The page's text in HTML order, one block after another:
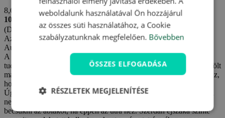
8,6
10/10
(Daniela G. -
Cseh)
Az értékelés létrehozva: 1. 6. 2026
Automatikus fordítás (
A szálloda a fekvésével és az egész környezettel lepett meg. Bár
tudtam, hová utazom, éjszaka érkeztem, és ettől még inkább elbűvölt
maga a hely. Meglepett az egyszerű megközelíthetőség, valamint az,
hogy a tömegközlekedési járatok közvetlenül a szállásig elérnek.
Úgy tűnt, a szálloda előtt bőven van hely a parkoláshoz. Ha valaki
nem szeretné, hogy zavarja az amúgy is enyhe forgalom, elég
becsukni az ablakot, ha éppen az útra néz. Szerdán éjszaka szinte
weboldalunk használatával Ön hozzájárul
az összes süti használatához, a Cookie
szabályzatunknak megfelelően. Bővebben
ÖSSZES ELFOGADÁSA
RÉSZLETEK MEGJELENÍTÉSE